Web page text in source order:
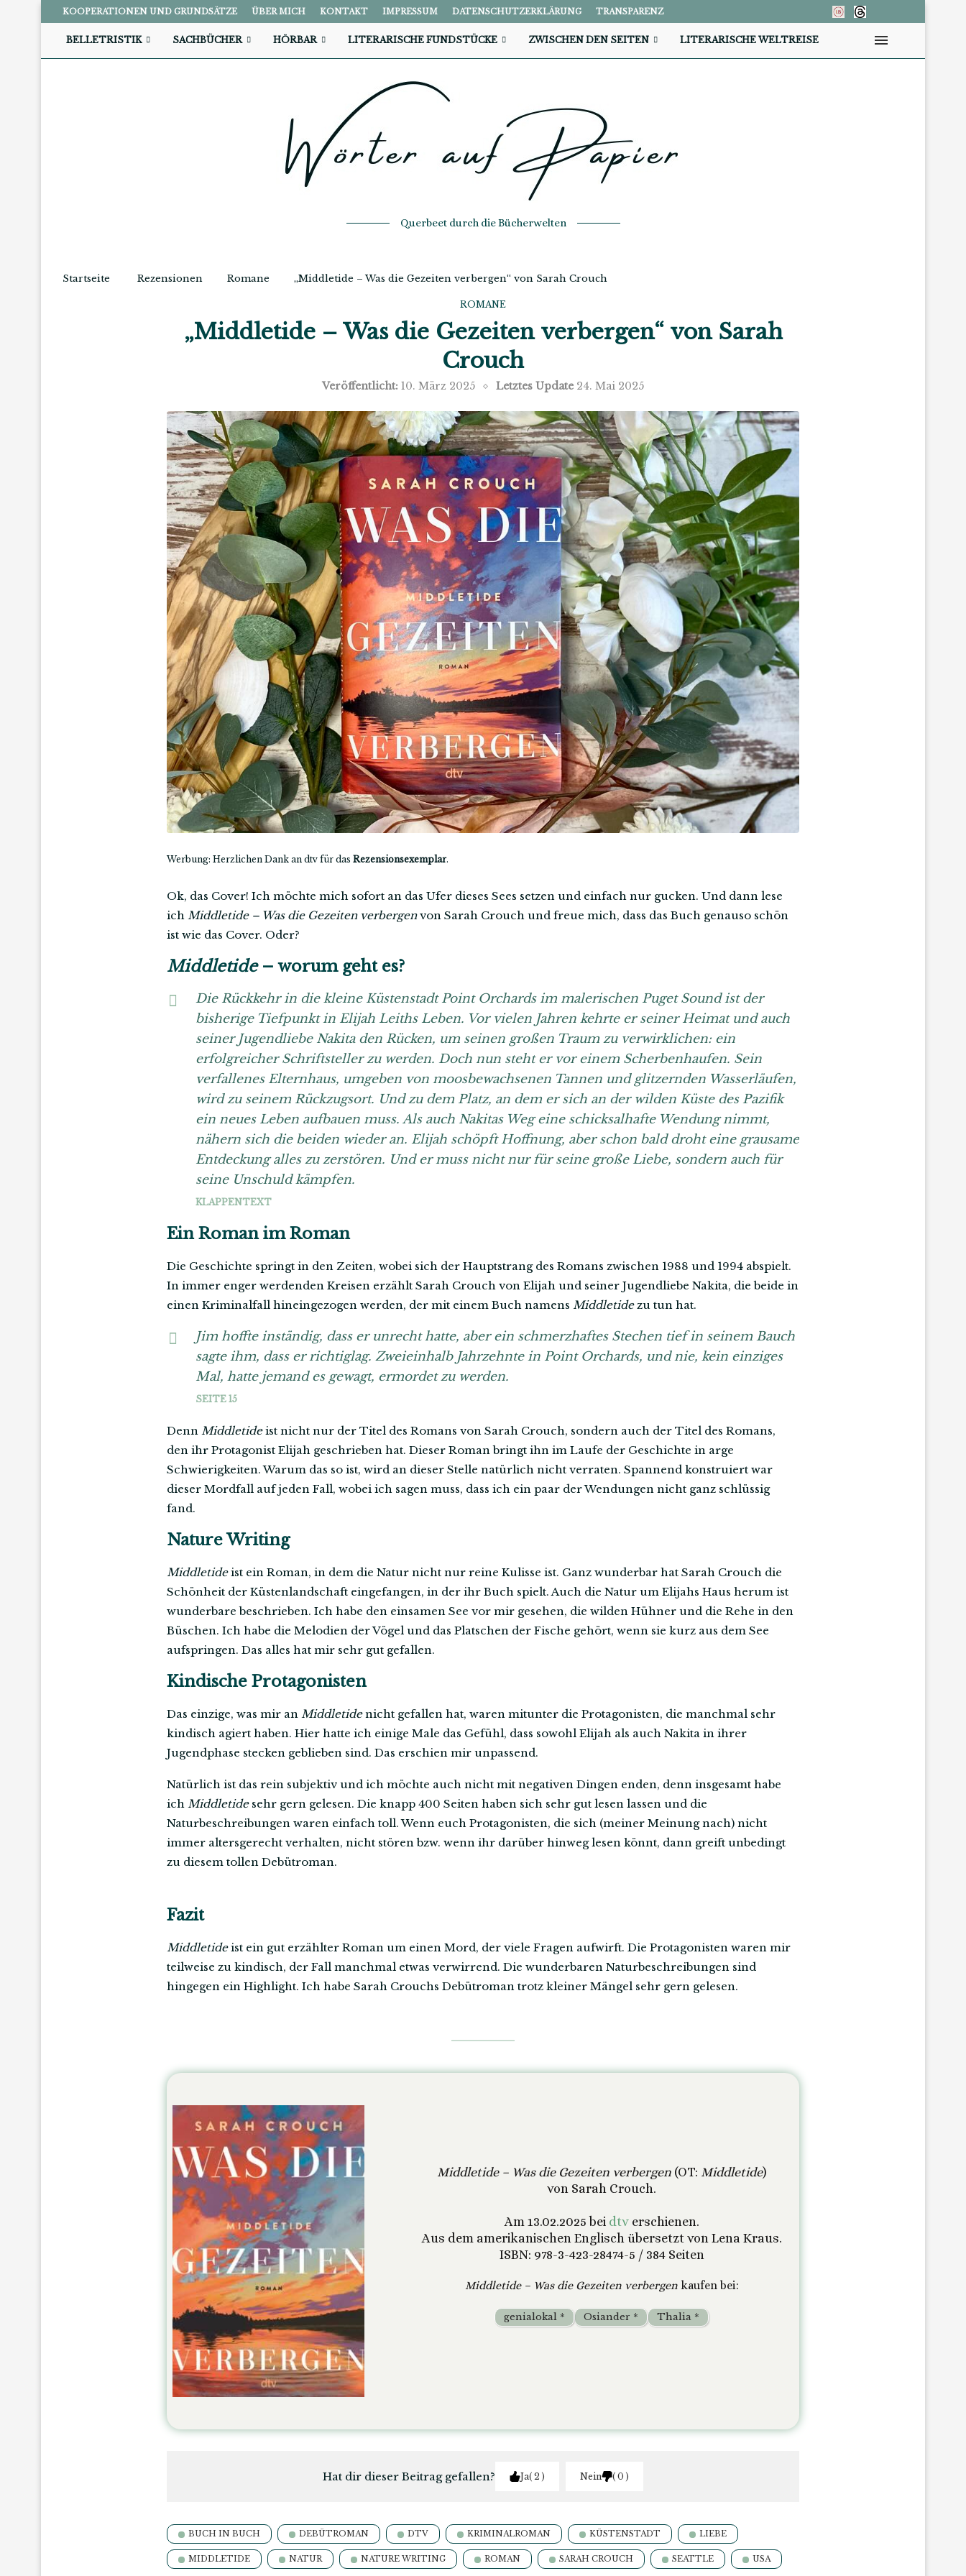
KOOPERATIONEN UND GRUNDSÄTZE ÜBER MICH KONTAKT IMPRESSUM DATENSCHUTZERKLÄRUNG TRANSPARENZ
BELLETRISTIK SACHBÜCHER HÖRBAR LITERARISCHE FUNDSTÜCKE ZWISCHEN DEN SEITEN LITERARISCHE WELTREISE
Querbeet durch die Bücherwelten
Startseite Rezensionen Romane „Middletide – Was die Gezeiten verbergen“ von Sarah Crouch
ROMANE
„Middletide – Was die Gezeiten verbergen“ von Sarah
Crouch
Veröffentlicht: 10. März 2025 Letztes Update 24. Mai 2025
Werbung: Herzlichen Dank an dtv für das Rezensionsexemplar.
Ok, das Cover! Ich möchte mich sofort an das Ufer dieses Sees setzen und einfach nur gucken. Und dann lese
ich Middletide – Was die Gezeiten verbergenvon Sarah Crouch und freue mich, dass das Buch genauso schön
ist wie das Cover. Oder?
Middletide– worum geht es?
Die Rückkehr in die kleine Küstenstadt Point Orchards im malerischen Puget Sound ist der
bisherige Tiefpunkt in Elijah Leiths Leben. Vor vielen Jahren kehrte er seiner Heimat und auch
seiner Jugendliebe Nakita den Rücken, um seinen großen Traum zu verwirklichen: ein
erfolgreicher Schriftsteller zu werden. Doch nun steht er vor einem Scherbenhaufen. Sein
verfallenes Elternhaus, umgeben von moosbewachsenen Tannen und glitzernden Wasserläufen,
wird zu seinem Rückzugsort. Und zu dem Platz, an dem er sich an der wilden Küste des Pazifik
ein neues Leben aufbauen muss. Als auch Nakitas Weg eine schicksalhafte Wendung nimmt,
nähern sich die beiden wieder an. Elijah schöpft Hoffnung, aber schon bald droht eine grausame
Entdeckung alles zu zerstören. Und er muss nicht nur für seine große Liebe, sondern auch für
seine Unschuld kämpfen.
KLAPPENTEXT
Ein Roman im Roman
Die Geschichte springt in den Zeiten, wobei sich der Hauptstrang des Romans zwischen 1988 und 1994 abspielt.
In immer enger werdenden Kreisen erzählt Sarah Crouch von Elijah und seiner Jugendliebe Nakita, die beide in
einen Kriminalfall hineingezogen werden, der mit einem Buch namens Middletidezu tun hat.
Jim hoffte inständig, dass er unrecht hatte, aber ein schmerzhaftes Stechen tief in seinem Bauch
sagte ihm, dass er richtiglag. Zweieinhalb Jahrzehnte in Point Orchards, und nie, kein einziges
Mal, hatte jemand es gewagt, ermordet zu werden.
SEITE 15
Denn Middletideist nicht nur der Titel des Romans von Sarah Crouch, sondern auch der Titel des Romans,
den ihr Protagonist Elijah geschrieben hat. Dieser Roman bringt ihn im Laufe der Geschichte in arge
Schwierigkeiten. Warum das so ist, wird an dieser Stelle natürlich nicht verraten. Spannend konstruiert war
dieser Mordfall auf jeden Fall, wobei ich sagen muss, dass ich ein paar der Wendungen nicht ganz schlüssig
fand.
Nature Writing
Middletideist ein Roman, in dem die Natur nicht nur reine Kulisse ist. Ganz wunderbar hat Sarah Crouch die
Schönheit der Küstenlandschaft eingefangen, in der ihr Buch spielt. Auch die Natur um Elijahs Haus herum ist
wunderbare beschrieben. Ich habe den einsamen See vor mir gesehen, die wilden Hühner und die Rehe in den
Büschen. Ich habe die Melodien der Vögel und das Platschen der Fische gehört, wenn sie kurz aus dem See
aufspringen. Das alles hat mir sehr gut gefallen.
Kindische Protagonisten
Das einzige, was mir an Middletidenicht gefallen hat, waren mitunter die Protagonisten, die manchmal sehr
kindisch agiert haben. Hier hatte ich einige Male das Gefühl, dass sowohl Elijah als auch Nakita in ihrer
Jugendphase stecken geblieben sind. Das erschien mir unpassend.
Natürlich ist das rein subjektiv und ich möchte auch nicht mit negativen Dingen enden, denn insgesamt habe
ich Middletidesehr gern gelesen. Die knapp 400 Seiten haben sich sehr gut lesen lassen und die
Naturbeschreibungen waren einfach toll. Wenn euch Protagonisten, die sich (meiner Meinung nach) nicht
immer altersgerecht verhalten, nicht stören bzw. wenn ihr darüber hinweg lesen könnt, dann greift unbedingt
zu diesem tollen Debütroman.
Fazit
Middletideist ein gut erzählter Roman um einen Mord, der viele Fragen aufwirft. Die Protagonisten waren mir
teilweise zu kindisch, der Fall manchmal etwas verwirrend. Die wunderbaren Naturbeschreibungen sind
hingegen ein Highlight. Ich habe Sarah Crouchs Debütroman trotz kleiner Mängel sehr gern gelesen.
Middletide – Was die Gezeiten verbergen(OT: Middletide)
von Sarah Crouch.
Am 13.02.2025 bei dtverschienen.
Aus dem amerikanischen Englisch übersetzt von Lena Kraus.
ISBN: 978-3-423-28474-5 / 384 Seiten
Middletide – Was die Gezeiten verbergenkaufen bei:
Thalia *
Osiander *
genialokal *
Hat dir dieser Beitrag gefallen? Ja 2 Nein 0
BUCH IN BUCH DEBÜTROMAN DTV KRIMINALROMAN KÜSTENSTADT LIEBE
MIDDLETIDE NATUR NATURE WRITING ROMAN SARAH CROUCH SEATTLE USA